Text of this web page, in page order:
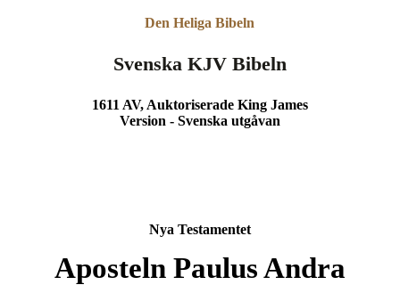
Den Heliga Bibeln
Svenska KJV Bibeln
1611 AV, Auktoriserade King James
Version - Svenska utgåvan
Nya Testamentet
Aposteln Paulus Andra